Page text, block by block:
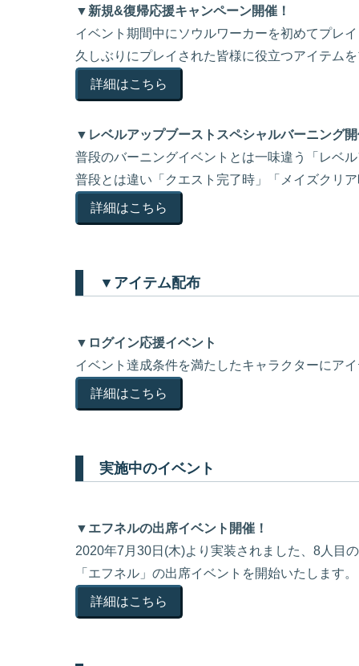
▼新規&復帰応援キャンペーン開催！
イベント期間中にソウルワーカーを初めてプレ
久しぶりにプレイされた皆様に役立つアイテム
詳細はこちら
▼レベルアップブーストスペシャルバーニング
普段のバーニングイベントとは一味違う「レベ
普段とは違い「クエスト完了時」「メイズクリ
詳細はこちら
▼アイテム配布
▼ログイン応援イベント
イベント達成条件を満たしたキャラクターにア
詳細はこちら
実施中のイベント
▼エフネルの出席イベント開催！
2020年7月30日(木)より実装されました、8人目
「エフネル」の出席イベントを開始いたします。
詳細はこちら